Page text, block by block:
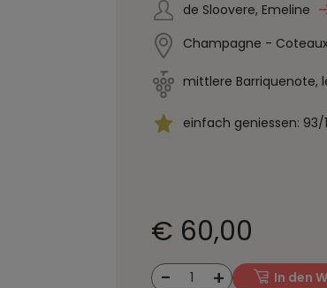
de Sloovere, Emeline
Champagne -
mittlere Barriquenote,
einfach geniessen: 93/
€ 60,00
- 1 + In den